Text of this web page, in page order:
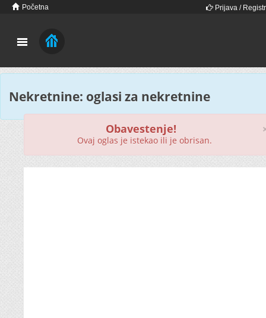
Početna Prijava /
Nekretnine: oglasi za nekretnine
Obavestenje!
Ovaj oglas je istekao ili je obrisan.